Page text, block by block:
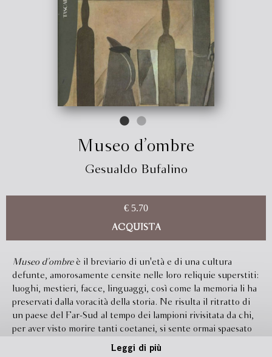
Museo d’ombre
Gesualdo Bufalino
€ 5.70
ACQUISTA
Museo d’ombreè il breviario di un'età e di una cultura
defunte, amorosamente censite nelle loro reliquie superstiti:
luoghi, mestieri, facce, linguaggi, così come la memoria li ha
preservati dalla voracità della storia. Ne risulta il ritratto di
un paese del Far-Sud al tempo dei lampioni rivisitata da chi,
per aver visto morire tanti coetanei, si sente ormai spaesato
tra i vivi. Un ritratto che è anche un romanzo, un'inchiesta,
Leggi di più